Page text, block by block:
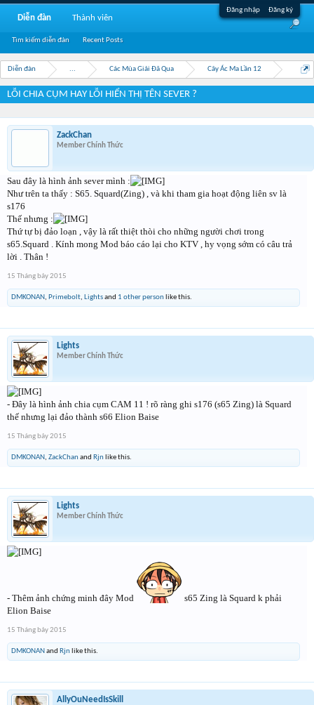
Đăng nhập Đăng ký
Diễn đàn ... Các Mùa Giải Đã Qua Cây Ác Ma Lần 12
LỖI CHIA CỤM HAY LỖI HIỂN THỊ TÊN SEVER ?
ZackChan
Member Chính Thức
Sau đây là hình ảnh sever mình :
Như trên ta thấy : S65. Squard(Zing) , và khi tham gia hoạt động liên sv là
s176
Thế nhưng :
Thứ tự bị đảo loạn , vậy là rất thiệt thòi cho những người chơi trong
s65.Squard . Kính mong Mod báo cáo lại cho KTV , hy vọng sớm có câu trả
lời . Thân !
15 Tháng bảy 2015
DMKONAN, Primebolt, Lightsand 1 other person like this.
Lights
Member Chính Thức
- Đây là hình ảnh chia cụm CAM 11 ! rõ ràng ghi s176 (s65 Zing) là Squard
thế nhưng lại đảo thành s66 Elion Baise
15 Tháng bảy 2015
DMKONAN, ZackChanand Rjn like this.
Lights
Member Chính Thức
- Thêm ảnh chứng minh đây Mod
s65 Zing là Squard k phải
Elion Baise
15 Tháng bảy 2015
DMKONAN and Rjn like this.
AllyOuNeedIsSkill
Diễn đàn
Tìm kiếm diễn đàn Recent Posts
Thành viên